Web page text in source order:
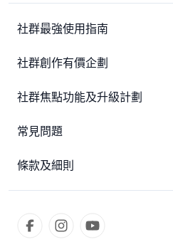
社群最強使用指南
社群創作有價企劃
社群焦點功能及升級計劃
常見問題
條款及細則